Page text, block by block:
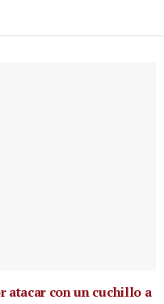
atacar con un cuchillo a